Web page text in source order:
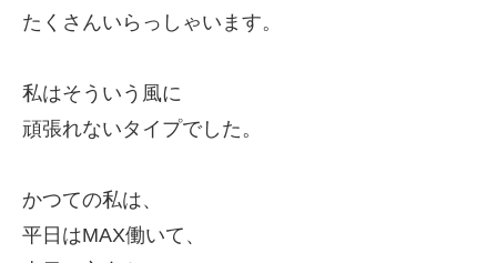
たくさんいらっしゃいます。
私はそういう風に
頑張れないタイプでした。
かつての私は、
平日はMAX働いて、